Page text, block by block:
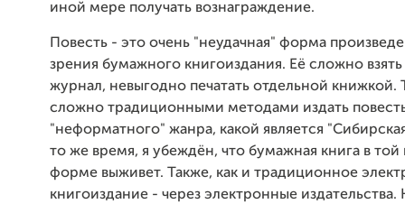
иной мере получать вознаграждение.
Повесть - это очень "неудачная" форма
зрения бумажного книгоиздания. Её сложно
журнал, невыгодно печатать отдельной книжкой.
сложно традиционными методами издать
"неформатного" жанра, какой является
то же время, я убеждён, что бумажная книга в
форме выживет. Также, как и традиционное
книгоиздание - через электронные